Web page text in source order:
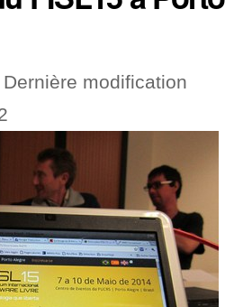
Dernière modification